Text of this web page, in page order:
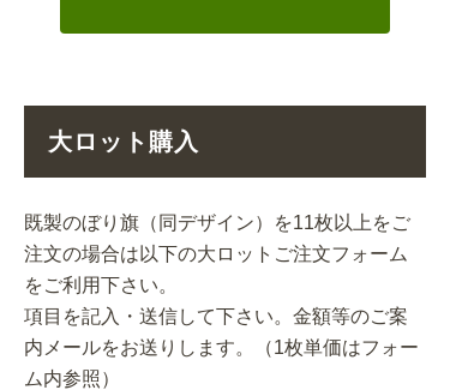
大ロット購入
既製のぼり旗（同デザイン）を11枚以上をご
注文の場合は以下の大ロットご注文フォーム
をご利用下さい。
項目を記入・送信して下さい。金額等のご案
内メールをお送りします。（1枚単価はフォー
ム内参照）